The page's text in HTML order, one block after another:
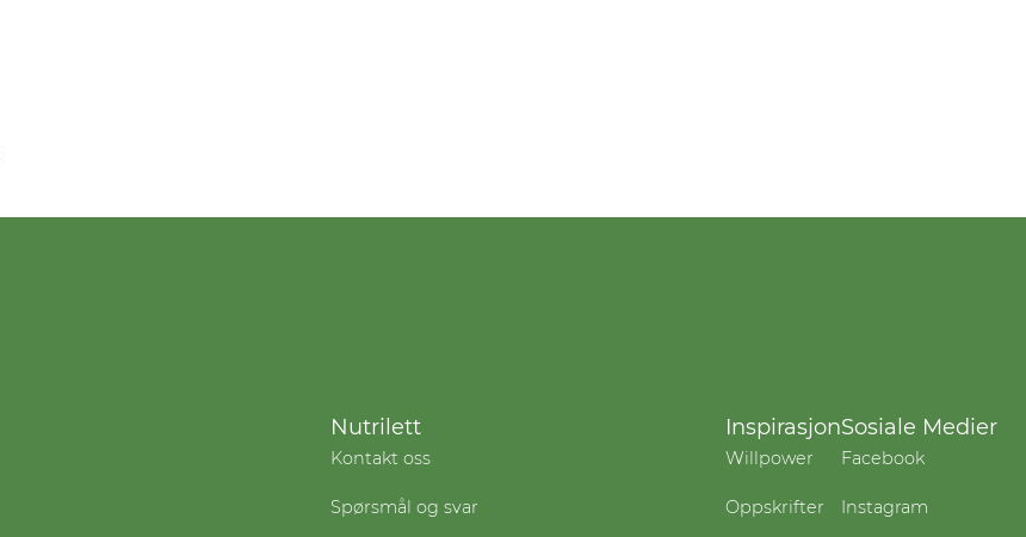
Nutrilett
Kontakt oss
Spørsmål og svar
Inspirasjon
Willpower
Oppskrifter
Sosiale Medier
Facebook
Instagram